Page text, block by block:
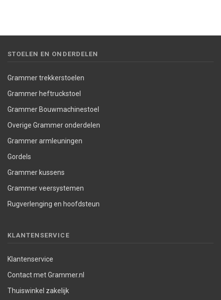
STOELEN EN ONDERDELEN
Grammer trekkerstoelen
Grammer heftruckstoel
Grammer Bouwmachinestoel
Overige Grammer onderdelen
Grammer armleuningen
Gordels
Grammer kussens
Grammer veersystemen
Rugverlenging en hoofdsteun
KLANTENSERVICE
Klantenservice
Contact met Grammer.nl
Thuiswinkel zakelijk